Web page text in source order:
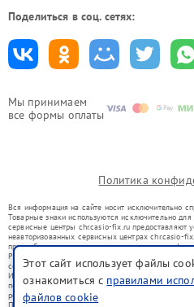
Мы принимаем
все формы оплаты
Поделиться в соц. сетях:
Политика
Вся информация на сайте носит исключительно
Товарные знаки используются исключительно
сервисные центры chr.casio-fix.ru предоставляют
неавторизованных сервисных центрах chr.casio-
правообладателями товарных знаков или их
Ремонт осуществляется для устройств, уже
со статьей 1487 ГК РФ.
Использование товарных знаков не преследует
потребителей в заблуждение, а служит для
ремонту техники указанных брендов.
Представленная на сайте информация не
Этот сайт использует файлы
ознакомиться с правилами
файлов cookie